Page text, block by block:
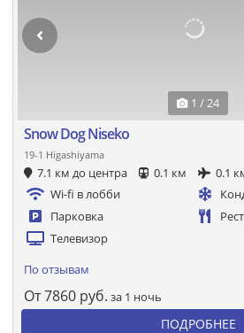
1 / 24
Snow Dog Niseko
19-1 Higashiyama
7.1 км до центра 0.1 км
0.1
Wi-fi в лобби
Парковка
Телевизор
По отзывам
От7860 руб. за 1 ночь
ПОДРОБНЕЕ